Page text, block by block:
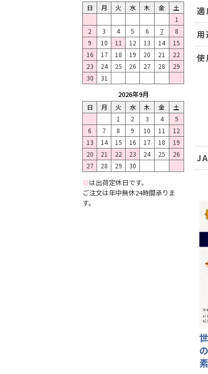
日 月 火 水 木 金
土
1
2
3 4 5 6 7
8
9
10 11 12 13 14
15
16
17 18 19 20 21
22
23
24 25 26 27 28
29
30
31
2026年9月
日 月 火 水 木 金
土
1
2 3 4
5
6
7 8 9 10 11
12
13
14 15 16 17 18
19
20
21 22 23 24 25
26
27
28 29 30
■は出荷定休日です。
ご注文は年中無休24時間承りま
す。
適
用
使